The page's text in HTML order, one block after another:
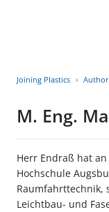
Joining Plastics
M. Eng.
Herr Endraß hat
Hochschule
Raumfahrttechnik,
Leichtbau- und